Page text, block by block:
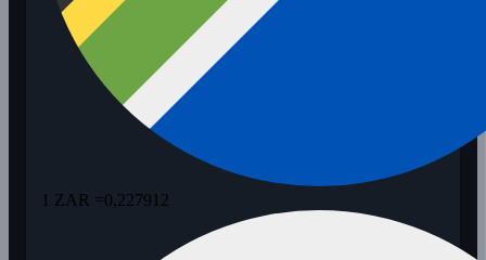
1 ZAR =0,227912